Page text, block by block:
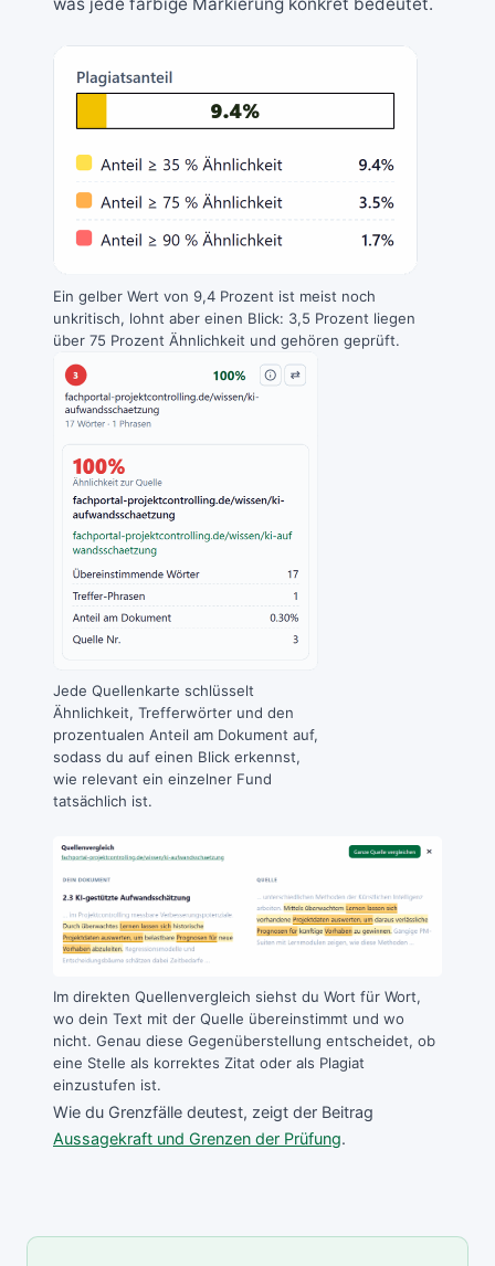
Ein gelber Wert von 9,4 Prozent ist meist noch
unkritisch, lohnt aber einen Blick: 3,5 Prozent liegen
über 75 Prozent Ähnlichkeit und gehören geprüft.
Jede Quellenkarte schlüsselt
Ähnlichkeit, Trefferwörter und den
prozentualen Anteil am Dokument auf,
sodass du auf einen Blick erkennst,
wie relevant ein einzelner Fund
tatsächlich ist.
Im direkten Quellenvergleich siehst du Wort für Wort,
wo dein Text mit der Quelle übereinstimmt und wo
nicht. Genau diese Gegenüberstellung entscheidet, ob
eine Stelle als korrektes Zitat oder als Plagiat
einzustufen ist.
Wie du Grenzfälle deutest, zeigt der Beitrag
Aussagekraft und Grenzen der Prüfung.